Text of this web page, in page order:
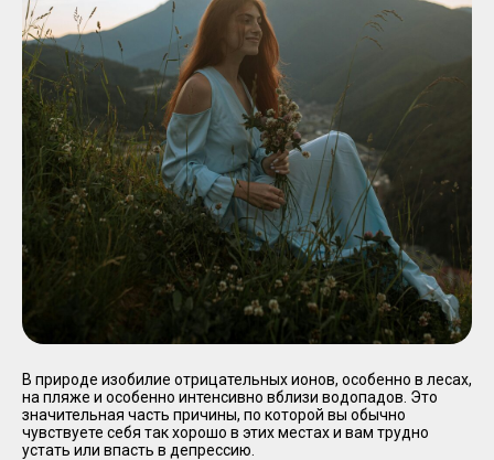
В природе изобилие отрицательных ионов, особенно в лесах,
на пляже и особенно интенсивно вблизи водопадов. Это
значительная часть причины, по которой вы обычно
чувствуете себя так хорошо в этих местах и ​​вам трудно
устать или впасть в депрессию.